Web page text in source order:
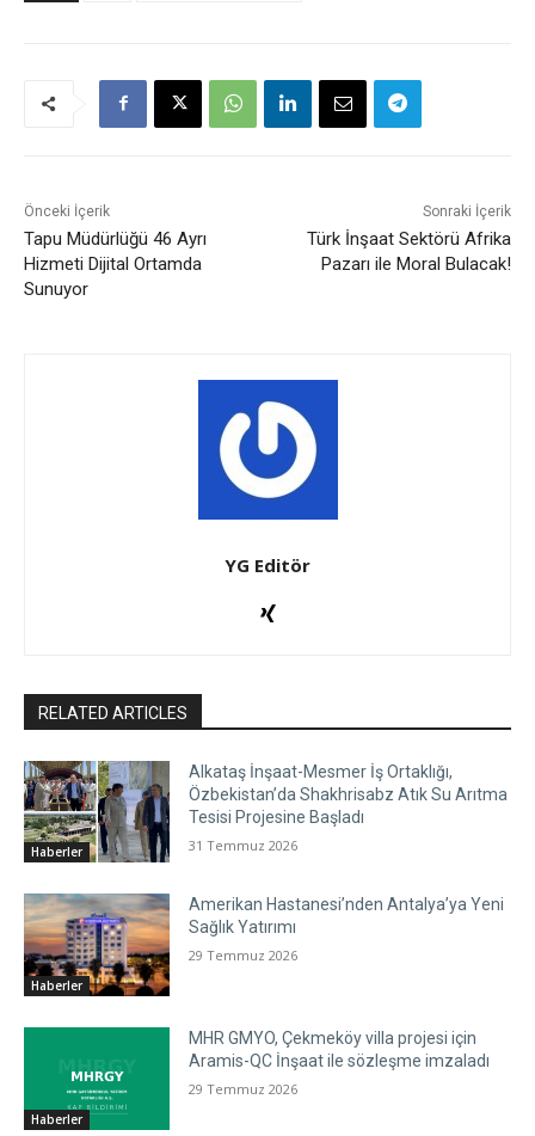
Önceki İçerik
Tapu Müdürlüğü 46 Ayrı
Hizmeti Dijital Ortamda
Sunuyor
Sonraki İçerik
Türk İnşaat Sektörü Afrika
Pazarı ile Moral Bulacak!
YG Editör
RELATED ARTICLES
Haberler
Alkataş İnşaat-Mesmer İş Ortaklığı,
Özbekistan’da Shakhrisabz Atık Su Arıtma
Tesisi Projesine Başladı
31 Temmuz 2026
Haberler
Amerikan Hastanesi’nden Antalya’ya Yeni
Sağlık Yatırımı
29 Temmuz 2026
Haberler
MHR GMYO, Çekmeköy villa projesi için
Aramis-QC İnşaat ile sözleşme imzaladı
29 Temmuz 2026